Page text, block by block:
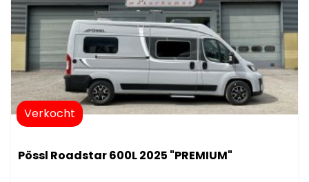
Verkocht
Pössl Roadstar 600L 2025 "PREMIUM"